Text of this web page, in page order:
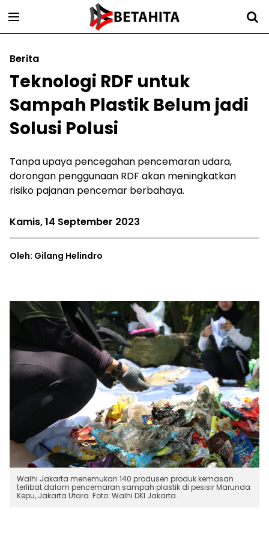
Berita
Teknologi RDF untuk
Sampah Plastik Belum jadi
Solusi Polusi
Tanpa upaya pencegahan pencemaran udara,
dorongan penggunaan RDF akan meningkatkan
risiko pajanan pencemar berbahaya.
Kamis, 14 September 2023
Oleh: Gilang Helindro
Walhi Jakarta menemukan 140 produsen produk kemasan
terlibat dalam pencemaran sampah plastik di pesisir Marunda
Kepu, Jakarta Utara. Foto: Walhi DKI Jakarta.